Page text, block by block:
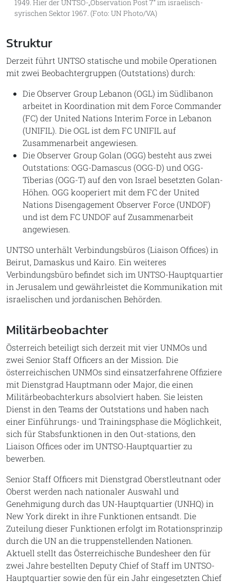
1949. Hier der UNTSO-„Observation Post 7“ im israelisch-
syrischen Sektor 1967. (Foto: UN Photo/VA)
Struktur
Derzeit führt UNTSO statische und mobile Operationen
mit zwei Beobachtergruppen (Outstations) durch:
Die Observer Group Lebanon (OGL) im Südlibanon
arbeitet in Koordination mit dem Force Commander
(FC) der United Nations Interim Force in Lebanon
(UNIFIL). Die OGL ist dem FC UNIFIL auf
Zusammenarbeit angewiesen.
Die Observer Group Golan (OGG) besteht aus zwei
Outstations: OGG-Damascus (OGG-D) und OGG-
Tiberias (OGG-T) auf den von Israel besetzten Golan-
Höhen. OGG kooperiert mit dem FC der United
Nations Disengagement Observer Force (UNDOF)
und ist dem FC UNDOF auf Zusammenarbeit
angewiesen.
UNTSO unterhält Verbindungsbüros (Liaison Offices) in
Beirut, Damaskus und Kairo. Ein weiteres
Verbindungsbüro befindet sich im UNTSO-Hauptquartier
in Jerusalem und gewährleistet die Kommunikation mit
israelischen und jordanischen Behörden.
Militärbeobachter
Österreich beteiligt sich derzeit mit vier UNMOs und
zwei Senior Staff Officers an der Mission. Die
österreichischen UNMOs sind einsatzerfahrene Offiziere
mit Dienstgrad Hauptmann oder Major, die einen
Militärbeobachterkurs absolviert haben. Sie leisten
Dienst in den Teams der Outstations und haben nach
einer Einführungs- und Trainingsphase die Möglichkeit,
sich für Stabsfunktionen in den Out-stations, den
Liaison Offices oder im UNTSO-Hauptquartier zu
bewerben.
Senior Staff Officers mit Dienstgrad Oberstleutnant oder
Oberst werden nach nationaler Auswahl und
Genehmigung durch das UN-Hauptquartier (UNHQ) in
New York direkt in ihre Funktionen entsandt. Die
Zuteilung dieser Funktionen erfolgt im Rotationsprinzip
durch die UN an die truppenstellenden Nationen.
Aktuell stellt das Österreichische Bundesheer den für
zwei Jahre bestellten Deputy Chief of Staff im UNTSO-
Hauptquartier sowie den für ein Jahr eingesetzten Chief